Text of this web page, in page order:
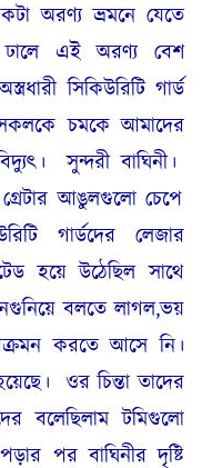
অরণ্য ভ্রমনে যেতে
ঢালে এই অরণ্য বেশ
সিকিউরিটি গার্ড
চমকে আমাদের
সুন্দরী বাঘিনী।
আঙুলগুলো চেপে
গার্ডদের লেজার
হয়ে উঠেছিল সাথে
বলতে লাগল,ভয়
করতে আসে নি।
ওর চিন্তা তাদের
বলেছিলাম টমিগুলো
পর বাঘিনীর দৃষ্টি